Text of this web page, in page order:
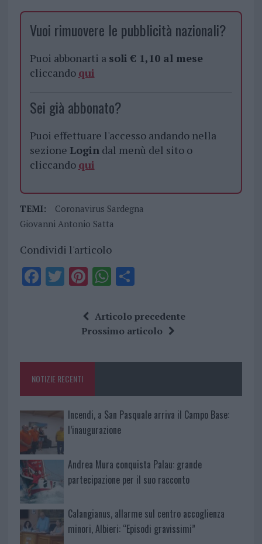
Vuoi rimuovere le pubblicità nazionali?
Puoi abbonarti a soli € 1,10 al mese
cliccando qui
Sei già abbonato?
Puoi effettuare l'accesso andando nella
sezione Logindal menù del sito o
cliccando qui
TEMI:
Coronavirus Sardegna
Giovanni Antonio Satta
Condividi l'articolo
F
o
k
T Pi
te
re
W
at
s
p
S
a
re
Articolo precedente
Prossimo articolo
NOTIZIE RECENTI
Incendi, a San Pasquale arriva il Campo Base:
l’inaugurazione
Andrea Mura conquista Palau: grande
partecipazione per il suo racconto
Calangianus, allarme sul centro accoglienza
minori, Albieri: “Episodi gravissimi”